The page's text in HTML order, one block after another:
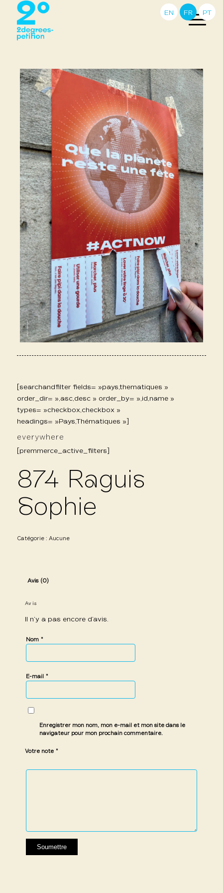
[searchandfilter fields= »pays,thematiques »
order_dir= »,asc,desc » order_by= »,id,name »
types= »checkbox,checkbox »
headings= »Pays,Thématiques »]
everywhere
[premmerce_active_filters]
874 Raguis
Sophie
Catégorie : Aucune
Avis (0)
Avis
Il n’y a pas encore d’avis.
Nom *
E-mail *
Enregistrer mon nom, mon e-mail et mon site dans le
navigateur pour mon prochain commentaire.
Votre note *
1 étoile
2 étoiles
3 étoiles
4 étoiles
5 étoiles
EN FR PT